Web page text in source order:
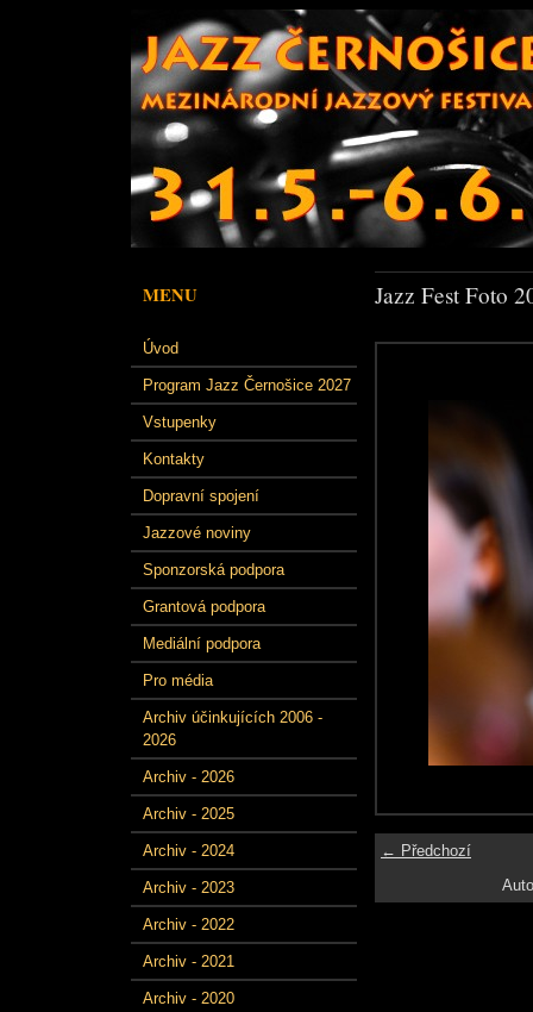
MENU
Úvod
Program Jazz Černošice 2027
Vstupenky
Kontakty
Dopravní spojení
Jazzové noviny
Sponzorská podpora
Grantová podpora
Mediální podpora
Pro média
Archiv účinkujících 2006 -
2026
Archiv - 2026
Archiv - 2025
Archiv - 2024
Archiv - 2023
Archiv - 2022
Archiv - 2021
Archiv - 2020
Jazz Fest Foto
← Předchozí